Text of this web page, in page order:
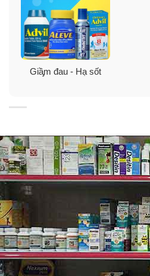
Một số các cơn đau cần
Pain Reliever/ Fever
Khái niệm cơ bản của đau lưng
Nếu bạn bị đau lưng, gặp nhiều
xa nhà- khoảng 8 trong 10 người
Giầ̡m đau - Hạ sốt